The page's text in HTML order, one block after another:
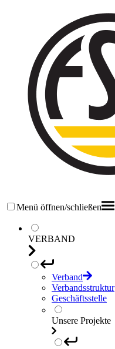
Menü öffnen/schließen
VERBAND
Verband
Verbandsstruktur
Geschäftsstelle
Unsere Projekte